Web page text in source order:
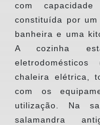
com
constituída por
banheira e uma
A cozinha
eletrodomésticos
chaleira elétrica,
com os
utilização. Na
salamandra